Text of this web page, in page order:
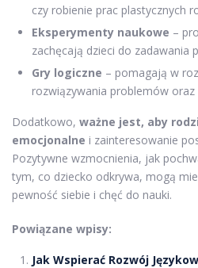
czy robienie prac plastycznych
Eksperymenty naukowe –
zachęcają dzieci do zadawania
Gry logiczne – pomagają w
rozwiązywania problemów oraz
Dodatkowo, ważne jest, aby
emocjonalne i zainteresowanie
Pozytywne wzmocnienia, jak
tym, co dziecko odkrywa, mogą
pewność siebie i chęć do nauki.
Powiązane wpisy:
Jak Wspierać Rozwój